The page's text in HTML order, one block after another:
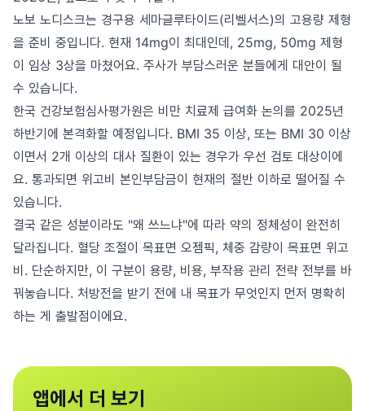
노보 노디스크는 경구용 세마글루타이드(리벨서스)의 고용량 제형
을 준비 중입니다. 현재 14mg이 최대인데, 25mg, 50mg 제형
이 임상 3상을 마쳤어요. 주사가 부담스러운 분들에게 대안이 될
수 있습니다.
한국 건강보험심사평가원은 비만 치료제 급여화 논의를 2025년
하반기에 본격화할 예정입니다. BMI 35 이상, 또는 BMI 30 이상
이면서 2개 이상의 대사 질환이 있는 경우가 우선 검토 대상이에
요. 통과되면 위고비 본인부담금이 현재의 절반 이하로 떨어질 수
있습니다.
결국 같은 성분이라도 "왜 쓰느냐"에 따라 약의 정체성이 완전히
달라집니다. 혈당 조절이 목표면 오젬픽, 체중 감량이 목표면 위고
비. 단순하지만, 이 구분이 용량, 비용, 부작용 관리 전략 전부를 바
꿔놓습니다. 처방전을 받기 전에 내 목표가 무엇인지 먼저 명확히
하는 게 출발점이에요.
앱에서 더 보기